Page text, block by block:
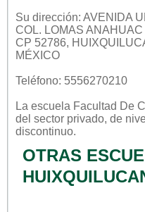
Su dirección: AVENIDA
COL. LOMAS ANAHUAC
CP 52786,
MÉXICO
Teléfono: 5556270210
La escuela Facultad De
del sector privado, de
discontinuo.
OTRAS